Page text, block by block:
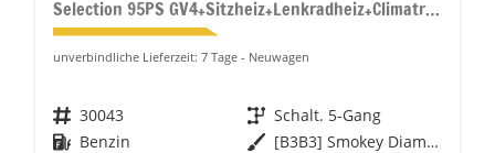
Selection 95PS GV4+Sitzheiz+Lenkradheiz+Climatronic+Sunset+AppConnect+PDC
unverbindliche Lieferzeit: 7 Tage Neuwagen
Fahrzeugnr. 30043 Getriebe Schalt. 5-Gang
Kraftstoff Benzin Außenfarbe
[B3B3] Smokey Diamond-Silber Metallic